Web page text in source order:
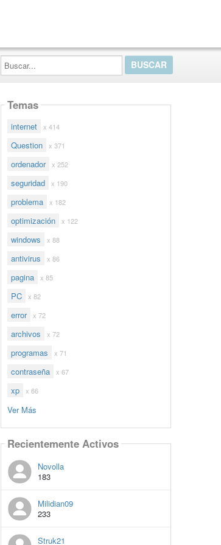
Buscar...
Temas
internet x 414
Question x 371
ordenador x 252
seguridad x 190
problema x 182
optimización x 122
windows x 88
antivirus x 86
pagina x 85
PC x 82
error x 72
archivos x 72
programas x 71
contraseña x 67
xp x 66
Ver Más
Recientemente Activos
Novolla
183
Milidian09
233
Struk21